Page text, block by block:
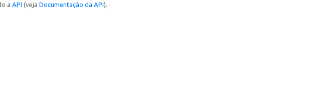
a API (veja Documentação da API).